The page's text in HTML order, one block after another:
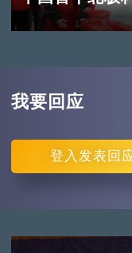
我要回应
登入 发表回